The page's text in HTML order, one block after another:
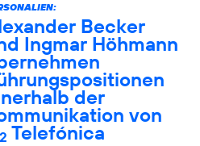
Becker
Ingmar Höhmann
der
von
Telefónica